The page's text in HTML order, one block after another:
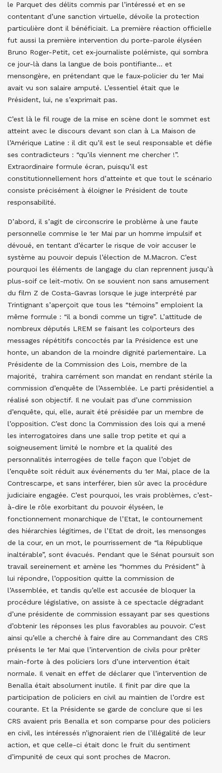
le Parquet des délits commis par l’intéressé et en se
contentant d’une sanction virtuelle, dévoile la protection
particulière dont il bénéficiait. La première réaction officielle
fut aussi la première intervention du porte-parole élyséen
Bruno Roger-Petit, cet ex-journaliste polémiste, qui sombra
ce jour-là dans la langue de bois pontifiante… et
mensongère, en prétendant que le faux-policier du 1er Mai
avait vu son salaire amputé. L’essentiel était que le
Président, lui, ne s’exprimait pas.
C’est là le fil rouge de la mise en scène dont le sommet est
atteint avec le discours devant son clan à La Maison de
l’Amérique Latine : il dit qu’il est le seul responsable et défie
ses contradicteurs : “qu’ils viennent me chercher !”.
Extraordinaire formule écran, puisqu’il est
constitutionnellement hors d’atteinte et que tout le scénario
consiste précisément à éloigner le Président de toute
responsabilité.
D’abord, il s’agit de circonscrire le problème à une faute
personnelle commise le 1er Mai par un homme impulsif et
dévoué, en tentant d’écarter le risque de voir accuser le
système au pouvoir depuis l’élection de M.Macron. C’est
pourquoi les éléments de langage du clan reprennent jusqu’à
plus-soif ce leit-motiv. On se souvient non sans amusement
du film Z de Costa-Gavras lorsque le juge interprété par
Trintignant s’aperçoit que tous les “témoins” emploient la
même formule : “il a bondi comme un tigre”. L’attitude de
nombreux députés LREM se faisant les colporteurs des
messages répétitifs concoctés par la Présidence est une
honte, un abandon de la moindre dignité parlementaire. La
Présidente de la Commission des Lois, membre de la
majorité, trahira carrément son mandat en rendant stérile la
commission d’enquête de l’Assemblée. Le parti présidentiel a
réalisé son objectif. Il ne voulait pas d’une commission
d’enquête, qui, elle, aurait été présidée par un membre de
l’opposition. C’est donc la Commission des lois qui a mené
les interrogatoires dans une salle trop petite et qui a
soigneusement limité le nombre et la qualité des
personnalités interrogées de telle façon que l’objet de
l’enquête soit réduit aux événements du 1er Mai, place de la
Contrescarpe, et sans interférer, bien sûr avec la procédure
judiciaire engagée. C’est pourquoi, les vrais problèmes, c’est-
à-dire le rôle exorbitant du pouvoir élyséen, le
fonctionnement monarchique de l’Etat, le contournement
des hiérarchies légitimes, de l’Etat de droit, les mensonges
de la cour, en un mot, le pourrissement de “la République
inaltérable”, sont évacués. Pendant que le Sénat poursuit son
travail sereinement et amène les “hommes du Président” à
lui répondre, l’opposition quitte la commission de
l’Assemblée, et tandis qu’elle est accusée de bloquer la
procédure législative, on assiste à ce spectacle dégradant
d’une présidente de commission essayant par ses questions
d’obtenir les réponses les plus favorables au pouvoir. C’est
ainsi qu’elle a cherché à faire dire au Commandant des CRS
présents le 1er Mai que l’intervention de civils pour prêter
main-forte à des policiers lors d’une intervention était
normale. Il venait en effet de déclarer que l’intervention de
Benalla était absolument inutile. Il finit par dire que la
participation de policiers en civil au maintien de l’ordre est
courante. Et la Présidente se garde de conclure que si les
CRS avaient pris Benalla et son comparse pour des policiers
en civil, les intéressés n’ignoraient rien de l’illégalité de leur
action, et que celle-ci était donc le fruit du sentiment
d’impunité de ceux qui sont proches de Macron.